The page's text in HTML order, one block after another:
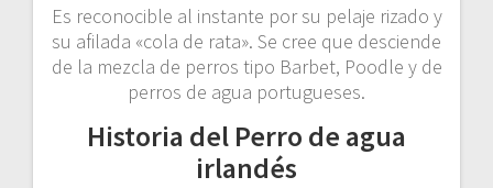
Es reconocible al instante por su pelaje rizado y
su afilada «cola de rata». Se cree que desciende
de la mezcla de perros tipo Barbet, Poodle y de
perros de agua portugueses.
Historia del Perro de agua
irlandés